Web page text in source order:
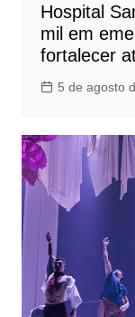
Hospital
mil em
fortalecer
5 de agosto